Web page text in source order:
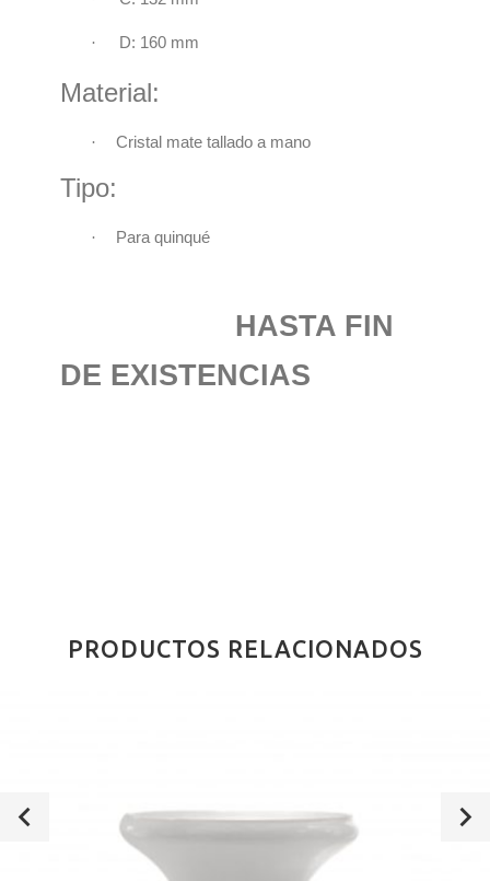
· D: 160 mm
Material:
· Cristal mate tallado a mano
Tipo:
· Para quinqué
HASTA FIN
DE EXISTENCIAS
PRODUCTOS RELACIONADOS